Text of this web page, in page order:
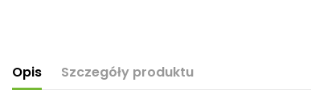
Opis Szczegóły produktu